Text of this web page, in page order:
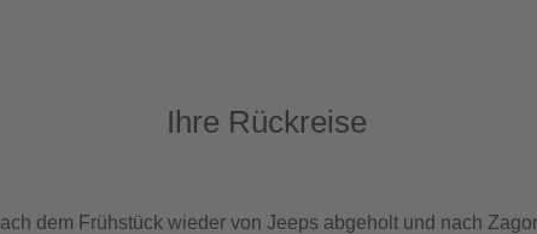
Ihre Rückreise
dem Frühstück wieder von Jeeps abgeholt und nach